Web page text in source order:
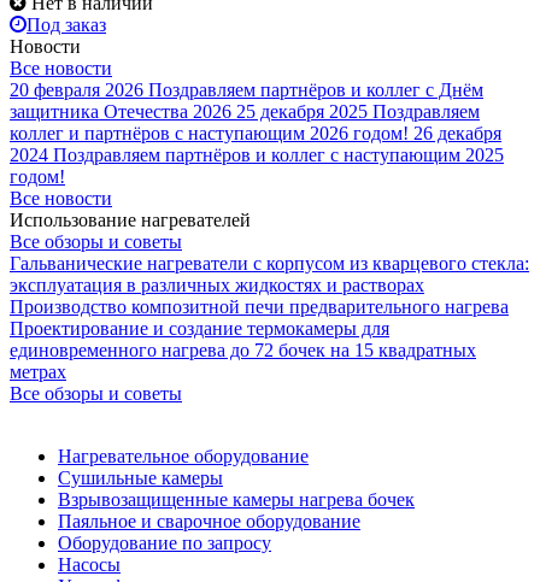
Под заказ
Новости
Все новости
20 февраля 2026 Поздравляем партнёров и коллег с Днём
защитника Отечества 2026 25 декабря 2025 Поздравляем
коллег и партнёров с наступающим 2026 годом! 26 декабря
2024 Поздравляем партнёров и коллег с наступающим 2025
годом!
Все новости
Использование нагревателей
Все обзоры и советы
Гальванические нагреватели с корпусом из кварцевого стекла:
эксплуатация в различных жидкостях и растворах
Производство композитной печи предварительного нагрева
Проектирование и создание термокамеры для
единовременного нагрева до 72 бочек на 15 квадратных
метрах
Все обзоры и советы
Нагревательное оборудование
Сушильные камеры
Взрывозащищенные камеры нагрева бочек
Паяльное и сварочное оборудование
Оборудование по запросу
Насосы